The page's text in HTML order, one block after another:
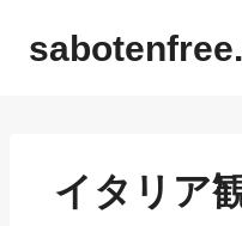
イタリア